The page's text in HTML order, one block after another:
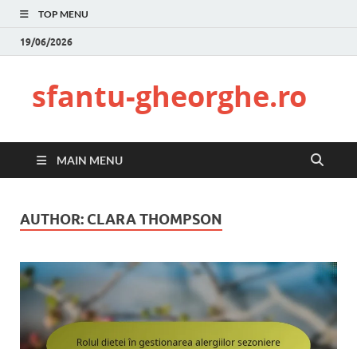
TOP MENU
19/06/2026
sfantu-gheorghe.ro
MAIN MENU
AUTHOR: CLARA THOMPSON